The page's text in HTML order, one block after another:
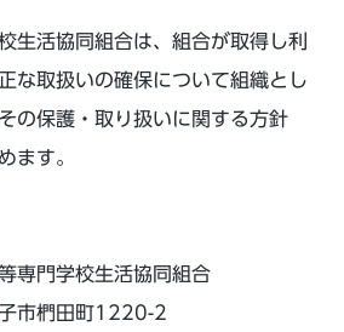
生活協同組合は、組合が取得し利
な取扱いの確保について組織とし
の保護・取り扱いに関する方針
ます。
専門学校生活協同組合
市椚田町1220-2